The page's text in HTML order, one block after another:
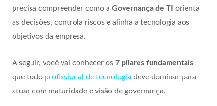
precisa compreender como a Governança de TI orienta
as decisões, controla riscos e alinha a tecnologia aos
objetivos da empresa.
A seguir, você vai conhecer os 7 pilares fundamentais
que todo profissional de tecnologia deve dominar para
atuar com maturidade e visão de governança.